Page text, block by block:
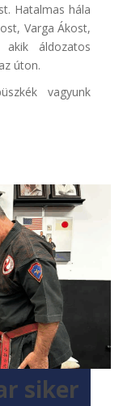
Hatalmas hála
Varga Ákost,
áldozatos
úton.
vagyunk
siker